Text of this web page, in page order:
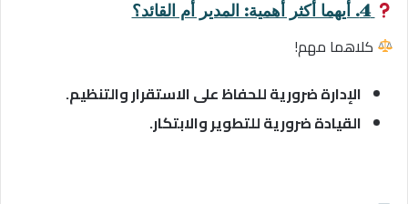
4. أيهما أكثر أهمية: المدير أم القائد؟
كلاهما مهم!
الإدارة ضرورية للحفاظ على الاستقرار والتنظيم.
القيادة ضرورية للتطوير والابتكار.